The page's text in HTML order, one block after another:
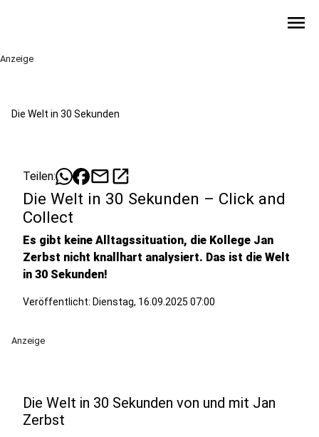
menu
Anzeige
Die Welt in 30 Sekunden
Teilen: mailopen_in_new
Die Welt in 30 Sekunden – Click and
Collect
Es gibt keine Alltagssituation, die Kollege Jan
Zerbst nicht knallhart analysiert. Das ist die Welt
in 30 Sekunden!
Veröffentlicht: Dienstag, 16.09.2025 07:00
Anzeige
Die Welt in 30 Sekunden von und mit Jan
Zerbst